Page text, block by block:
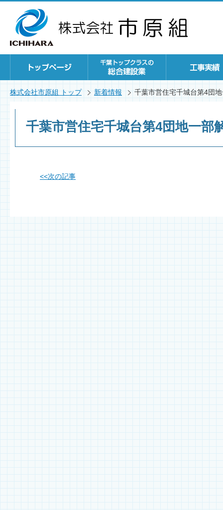
株式会社市原組 トップ 新着情報 千葉市営住宅千城台第4団
千葉市営住宅千城台第4団地一部
<<次の記事